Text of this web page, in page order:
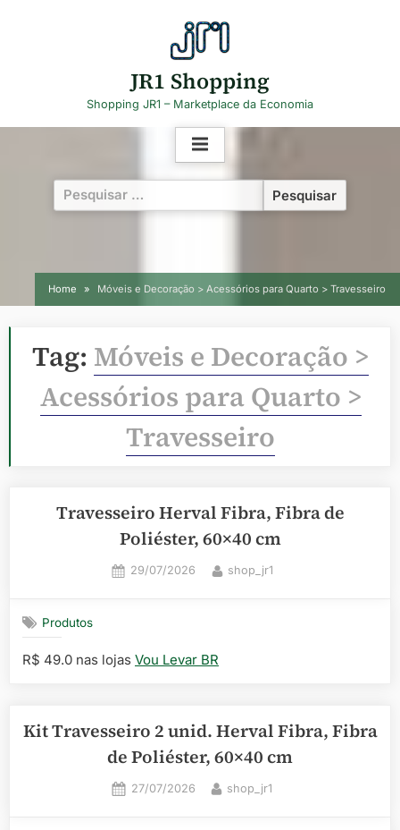
JR1 Shopping
Shopping JR1 – Marketplace da Economia
Pesquisar
por:
Home Móveis e Decoração > Acessórios para Quarto > Travesseiro
Tag: Móveis e Decoração >
Acessórios para Quarto >
Travesseiro
Travesseiro Herval Fibra, Fibra de
Poliéster, 60×40 cm
Posted
29/07/2026 By
shop_jr1
Produtos
R$ 49.0 nas lojas Vou Levar BR
Kit Travesseiro 2 unid. Herval Fibra, Fibra
de Poliéster, 60×40 cm
Posted
27/07/2026 By
shop_jr1